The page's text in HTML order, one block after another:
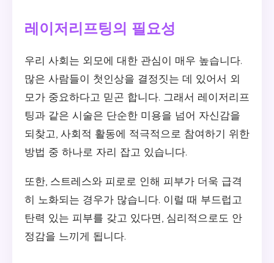
레이저리프팅의 필요성
우리 사회는 외모에 대한 관심이 매우 높습니다.
많은 사람들이 첫인상을 결정짓는 데 있어서 외
모가 중요하다고 믿곤 합니다. 그래서 레이저리프
팅과 같은 시술은 단순한 미용을 넘어 자신감을
되찾고, 사회적 활동에 적극적으로 참여하기 위한
방법 중 하나로 자리 잡고 있습니다.
또한, 스트레스와 피로로 인해 피부가 더욱 급격
히 노화되는 경우가 많습니다. 이럴 때 부드럽고
탄력 있는 피부를 갖고 있다면, 심리적으로도 안
정감을 느끼게 됩니다.